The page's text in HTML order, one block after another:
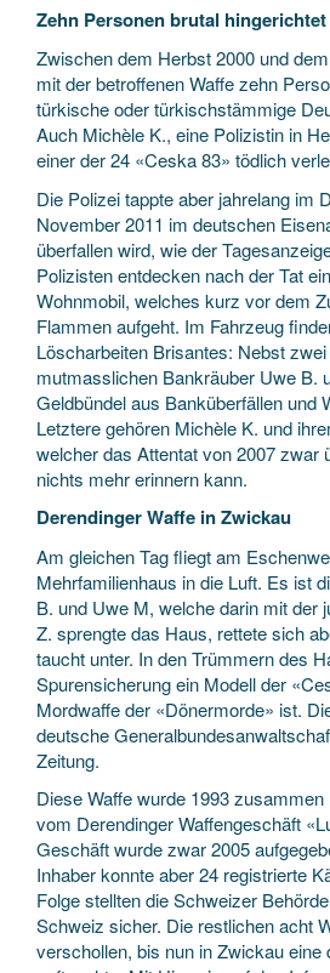
Zehn Personen brutal hingerichtet
Zwischen dem Herbst 2000 und
mit der betroffenen Waffe zehn
türkische oder türkischstämmige
Auch Michèle K., eine Polizistin in
einer der 24 «Ceska 83» tödlich
Die Polizei tappte aber jahrelang im
November 2011 im deutschen
überfallen wird, wie der
Polizisten entdecken nach der Tat
Wohnmobil, welches kurz vor dem
Flammen aufgeht. Im Fahrzeug
Löscharbeiten Brisantes: Nebst
mutmasslichen Bankräuber Uwe B.
Geldbündel aus Banküberfällen und
Letztere gehören Michèle K. und
welcher das Attentat von 2007 zwar
nichts mehr erinnern kann.
Derendinger Waffe in Zwickau
Am gleichen Tag fliegt am
Mehrfamilienhaus in die Luft. Es ist
B. und Uwe M, welche darin mit der
Z. sprengte das Haus, rettete sich
taucht unter. In den Trümmern des
Spurensicherung ein Modell der
Mordwaffe der «Dönermorde» ist.
deutsche
Zeitung.
Diese Waffe wurde 1993
vom Derendinger Waffengeschäft
Geschäft wurde zwar 2005
Inhaber konnte aber 24 registrierte
Folge stellten die Schweizer
Schweiz sicher. Die restlichen acht
verschollen, bis nun in Zwickau eine